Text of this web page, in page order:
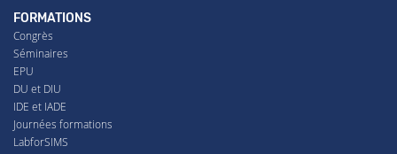
FORMATIONS
Congrès
Séminaires
EPU
DU et DIU
IDE et IADE
Journées formations
LabforSIMS